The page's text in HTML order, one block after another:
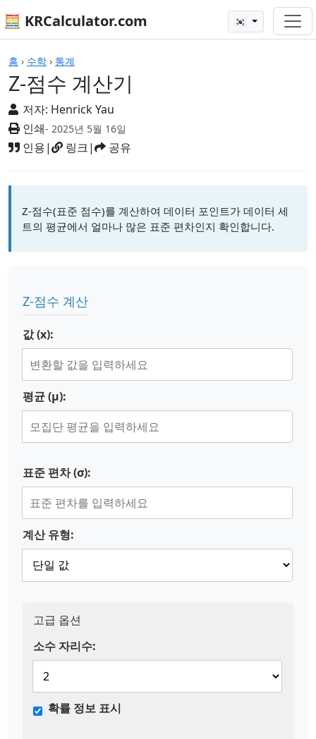
🧮 KRCalculator.com 🇰🇷
홈 › 수학 › 통계
Z-점수 계산기
저자: Henrick Yau
인쇄- 2025년 5월 16일
인용| 링크| 공유
계산기
Z-점수(표준 점수)를 계산하여 데이터 포인트가 데이터 세
트의 평균에서 얼마나 많은 표준 편차인지 확인합니다.
Z-점수 계산
값 (x):
평균 (μ):
표준 편차 (σ):
계산 유형:
고급 옵션
소수 자리수:
확률 정보 표시